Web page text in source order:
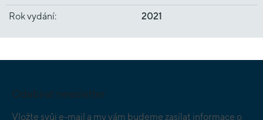
Rok vydání: 2021
Odebírat newsletter
Vložte svůj e-mail a my vám budeme zasílat informace o